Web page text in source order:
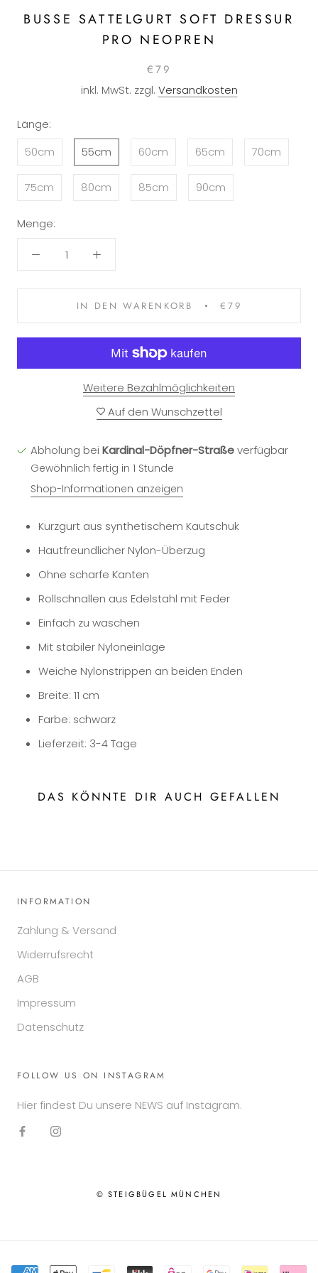
BUSSE SATTELGURT SOFT DRESSUR
PRO NEOPREN
€79
inkl. MwSt. zzgl. Versandkosten
Länge:
50cm
55cm 60cm 65cm 70cm
75cm 80cm 85cm 90cm
Menge:
IN DEN WARENKORB €79
Weitere Bezahlmöglichkeiten
Auf den Wunschzettel
Abholung bei Kardinal-Döpfner-Straßeverfügbar
Gewöhnlich fertig in 1 Stunde
Shop-Informationen anzeigen
Kurzgurt aus synthetischem Kautschuk
Hautfreundlicher Nylon-Überzug
Ohne scharfe Kanten
Rollschnallen aus Edelstahl mit Feder
Einfach zu waschen
Mit stabiler Nyloneinlage
Weiche Nylonstrippen an beiden Enden
Breite: 11 cm
Farbe: schwarz
Lieferzeit: 3-4 Tage
DAS KÖNNTE DIR AUCH GEFALLEN
INFORMATION
Zahlung & Versand
Widerrufsrecht
AGB
Impressum
Datenschutz
FOLLOW US ON INSTAGRAM
Hier findest Du unsere NEWS auf Instagram.
© STEIGBÜGEL MÜNCHEN